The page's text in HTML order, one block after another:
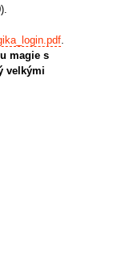
magie s
velkými